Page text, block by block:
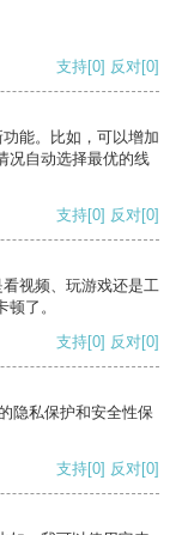
支持[0] 反对[0]
能。比如，可以增加
况自动选择最优的线
支持[0] 反对[0]
视频、玩游戏还是工
了。
支持[0] 反对[0]
隐私保护和安全性保
支持[0] 反对[0]